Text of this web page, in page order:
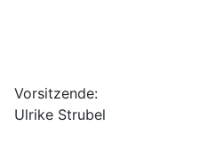
Vorsitzende:
Ulrike Strubel